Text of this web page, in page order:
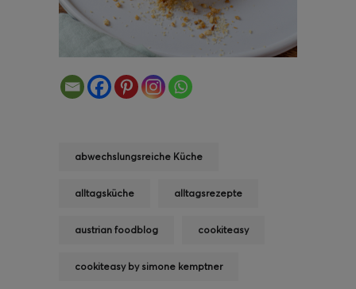
abwechslungsreiche Küche
alltagsküche alltagsrezepte
austrian foodblog cookiteasy
cookiteasy by simone kemptner